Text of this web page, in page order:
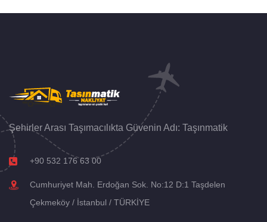
Şehirler Arası Taşımacılıkta Güvenin Adı: Taşınmatik
+90 532 176 63 00
Cumhuriyet Mah. Erdoğan Sok. No:12 D:1 Taşdelen
Çekmeköy / İstanbul / TÜRKİYE